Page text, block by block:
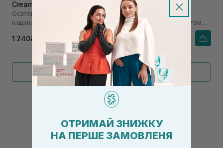
Cream 50 мл
Освітлюючий крем з
ніацинамідом 5% та екстрактом
1 240₴
Ampoule 50 мл
Вітамінна сироватка з
ніацинамідом 5% і екстрактом
юдзу
1 240₴
Показати більше
ОТРИМАЙ ЗНИЖКУ
НА ПЕРШЕ ЗАМОВЛЕНЯ